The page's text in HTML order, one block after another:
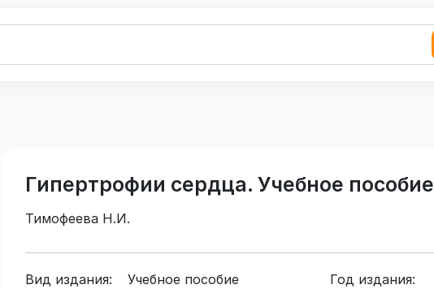
Гипертрофии сердца. Учебное пособие
Тимофеева Н.И.
Вид издания:
Учебное пособие
Год издания: